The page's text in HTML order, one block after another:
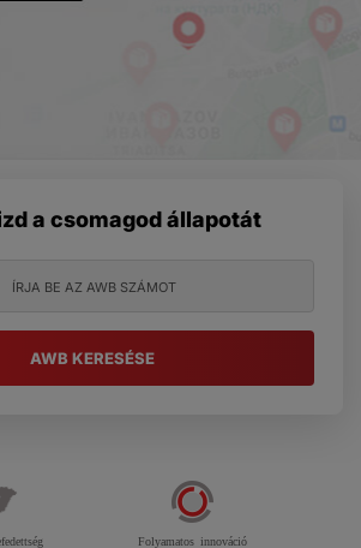
a csomagod állapotát
AWB KERESÉSE
Folyamatos innováció